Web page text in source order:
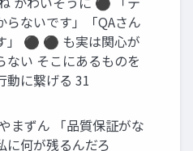
らないです」「QAさん
」 ⚫ ⚫ も実は関心が
ない そこにあるものを
動に繋げる 31
まずん 「品質保証がな
に何が残るんだろ